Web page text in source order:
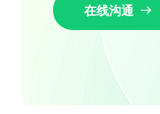
在线沟通